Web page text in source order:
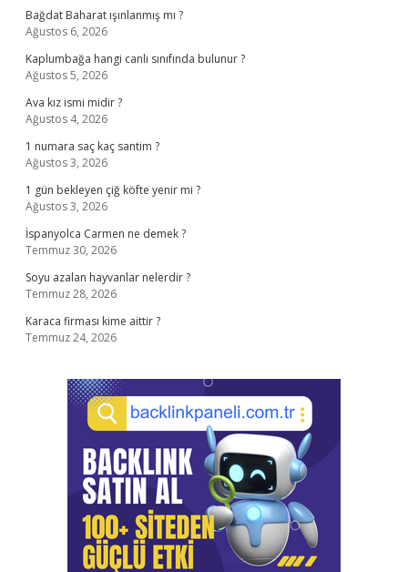
Bağdat Baharat ışınlanmış mı ?
Ağustos 6, 2026
Kaplumbağa hangi canlı sınıfında bulunur ?
Ağustos 5, 2026
Ava kız ismi midir ?
Ağustos 4, 2026
1 numara saç kaç santim ?
Ağustos 3, 2026
1 gün bekleyen çiğ köfte yenir mi ?
Ağustos 3, 2026
İspanyolca Carmen ne demek ?
Temmuz 30, 2026
Soyu azalan hayvanlar nelerdir ?
Temmuz 28, 2026
Karaca firması kime aittir ?
Temmuz 24, 2026